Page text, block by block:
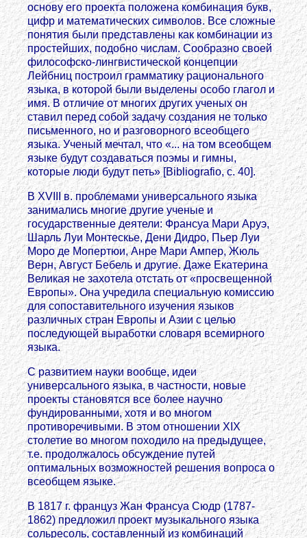
основу его проекта положена комбинация букв,
цифр и математических символов. Все сложные
понятия были представлены как комбинации из
простейших, подобно числам. Сообразно своей
философско-лингвистической концепции
Лейбниц построил грамматику рационального
языка, в которой были выделены особо глагол и
имя. В отличие от многих других ученых он
ставил перед собой задачу создания не только
письменного, но и разговорного всеобщего
языка. Ученый мечтал, что «... на том всеобщем
языке будут создаваться поэмы и гимны,
которые люди будут петь» [Bibliografio, с. 40].
В XVIII в. проблемами универсального языка
занимались многие другие ученые и
государственные деятели: Франсуа Мари Аруэ,
Шарль Луи Монтескье, Дени Дидро, Пьер Луи
Моро де Мопертюи, Анре Мари Ампер, Жюль
Верн, Август Бебель и другие. Даже Екатерина
Великая не захотела отстать от «просвещенной
Европы». Она учредила специальную комиссию
для сопоставительного изучения языков
различных стран Европы и Азии с целью
последующей выработки словаря всемирного
языка.
С развитием науки вообще, идеи
универсального языка, в частности, новые
проекты становятся все более научно
фундированными, хотя и во многом
противоречивыми. В этом отношении XIX
столетие во многом походило на предыдущее,
т.е. продолжалось обсуждение путей
оптимальных возможностей решения вопроса о
всеобщем языке.
В 1817 г. француз Жан Франсуа Сюдр (1787-
1862) предложил проект музыкального языка
сольресоль, составленный из комбинаций